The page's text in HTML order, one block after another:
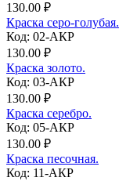
130.00 ₽
Краска серо-голубая.
Код: 02-АКР
130.00 ₽
Краска золото.
Код: 03-АКР
130.00 ₽
Краска серебро.
Код: 05-АКР
130.00 ₽
Краска песочная.
Код: 11-АКР